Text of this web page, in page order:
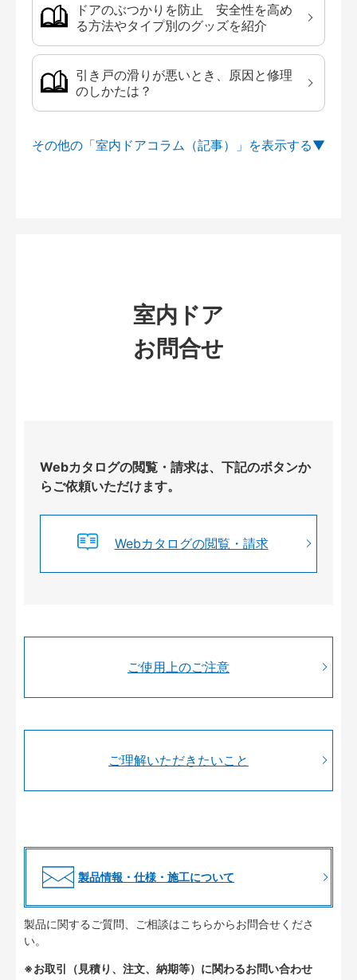
ドアのぶつかりを防止 安全性を高め
る方法やタイプ別のグッズを紹介
引き戸の滑りが悪いとき、原因と修理
のしかたは？
その他の「室内ドアコラム（記事）」を
室内ドア
お問合せ
Webカタログの閲覧・請求は、下記のボタンか
らご依頼いただけます。
Webカタログの閲覧・請求
ご使用上のご注意
ご理解いただきたいこと
製品情報・仕様・施工について
製品に関するご質問、ご相談はこちらからお問合せくださ
い。
※お取引（見積り、注文、納期等）に関わるお問い合わせ